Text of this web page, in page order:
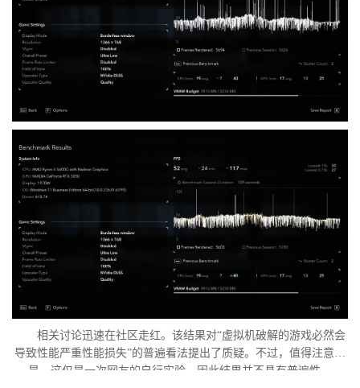
相关讨论迅速在社区走红。该结果对“虚拟机破解的游戏必然会
导致性能严重性能损失”的普遍看法提出了质疑。不过，值得注意的
是，这仅是一次网友的自行实验，因此结果并不具有普遍性。